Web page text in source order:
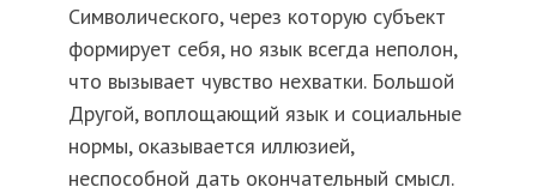
Символического, через которую субъект
формирует себя, но язык всегда неполон,
что вызывает чувство нехватки. Большой
Другой, воплощающий язык и социальные
нормы, оказывается иллюзией,
неспособной дать окончательный смысл.